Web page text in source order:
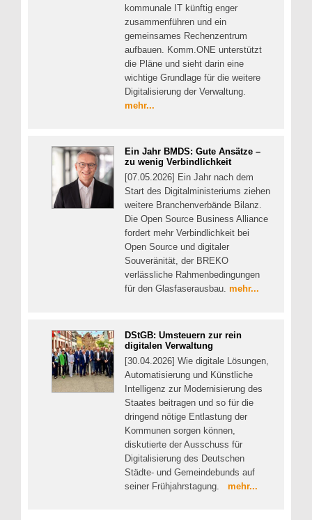
kommunale IT künftig enger
zusammenführen und ein
gemeinsames Rechenzentrum
aufbauen. Komm.ONE unterstützt
die Pläne und sieht darin eine
wichtige Grundlage für die weitere
Digitalisierung der Verwaltung.
mehr...
Ein Jahr BMDS: Gute Ansätze –
zu wenig Verbindlichkeit
[07.05.2026] Ein Jahr nach dem
Start des Digitalministeriums ziehen
weitere Branchenverbände Bilanz.
Die Open Source Business Alliance
fordert mehr Verbindlichkeit bei
Open Source und digitaler
Souveränität, der BREKO
verlässliche Rahmenbedingungen
für den Glasfaserausbau. mehr...
DStGB: Umsteuern zur rein
digitalen Verwaltung
[30.04.2026] Wie digitale Lösungen,
Automatisierung und Künstliche
Intelligenz zur Modernisierung des
Staates beitragen und so für die
dringend nötige Entlastung der
Kommunen sorgen können,
diskutierte der Ausschuss für
Digitalisierung des Deutschen
Städte- und Gemeindebunds auf
seiner Frühjahrstagung. mehr...